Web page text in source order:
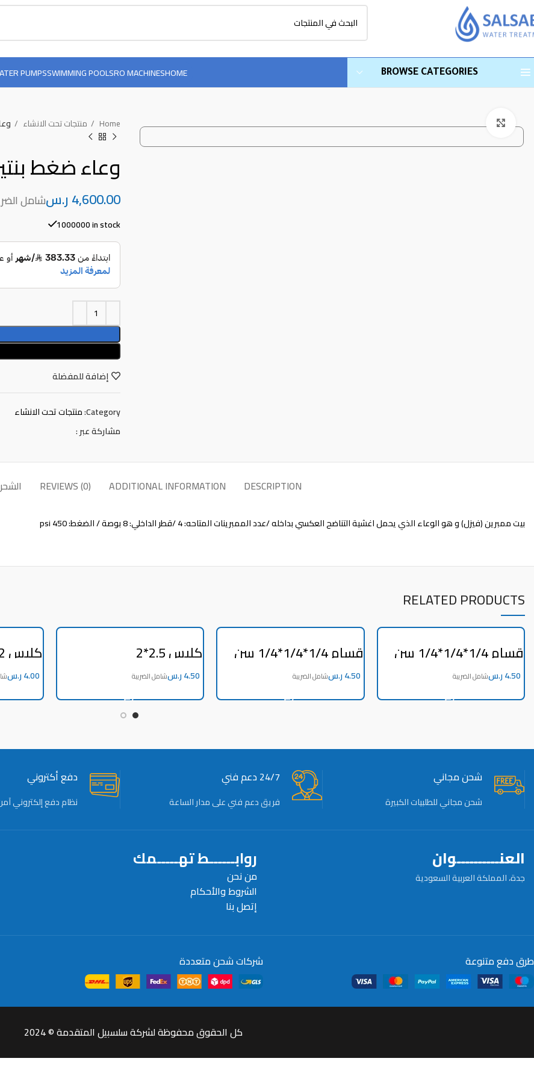
BROWSE CATEGORIES
HOME
RO MACHINES
SWIMMING POOLS
PUMPS
Click to enlarge
Home منتجات تحت الانشاء وعاء
وعاء ضغط بنتير 4*8 300رطل /البوصه
ر.س
1000000 in stock
إضافة للمفضلة
Category: منتجات تحت الانشاء
مشاركة عبر :
DESCRIPTION
ADDITIONAL INFORMATION
REVIEWS (0)
بيت ممبرين (فيزل) و هو الوعاء الذي يحمل اغشية التناضح العكسي بداخله /عدد الممبرينات المتاحه: 4 /قطر الداخلي: 8 بوصة / الضغط: 450 psi
RELATED PRODUCTS
قسام 1/4*1/4*1/4 سن طرفر.س
قسام 1/4*1/4*1/4 سن وسط
ر.س
كلبس 2.5*2
ر.س
كلبس 2*2
ر.س
شحن مجاني
شحن مجاني للطلبيات الكبيرة
24/7 دعم فني
فريق دعم فني على مدار الساعة
دفع أكتروني
نظام دفع إلكتروني
العنــــــــــوان
جدة، المملكة العربية السعودية
روابــــــط تهـــــمك
من نحن
الشروط والأحكام
إتصل بنا
طرق دفع متنوعة شركات شحن متعددة
كل الحقوق محفوظة لشركة سلسبيل المتقدمة © 2024